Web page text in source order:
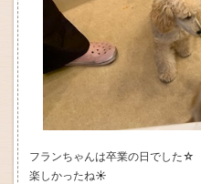
フランちゃんは卒業の日でした☆
楽しかったね☀